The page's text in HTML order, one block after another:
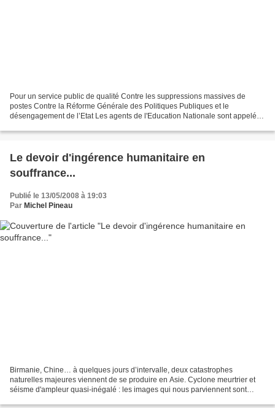
Pour un service public de qualité Contre les suppressions massives de
postes Contre la Réforme Générale des Politiques Publiques et le
désengagement de l’Etat Les agents de l'Education Nationale sont appelés
Le devoir d'ingérence humanitaire en
souffrance...
Publié le 13/05/2008 à 19:03
Par Michel Pineau
Birmanie, Chine… à quelques jours d’intervalle, deux catastrophes
naturelles majeures viennent de se produire en Asie. Cyclone meurtrier et
séisme d'ampleur quasi-inégalé : les images qui nous parviennent sont